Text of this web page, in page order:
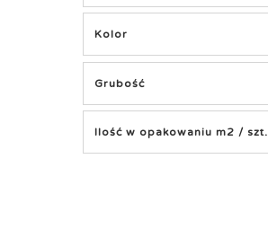
Kolor
Grubość
Ilość w opakowaniu m2 / szt.